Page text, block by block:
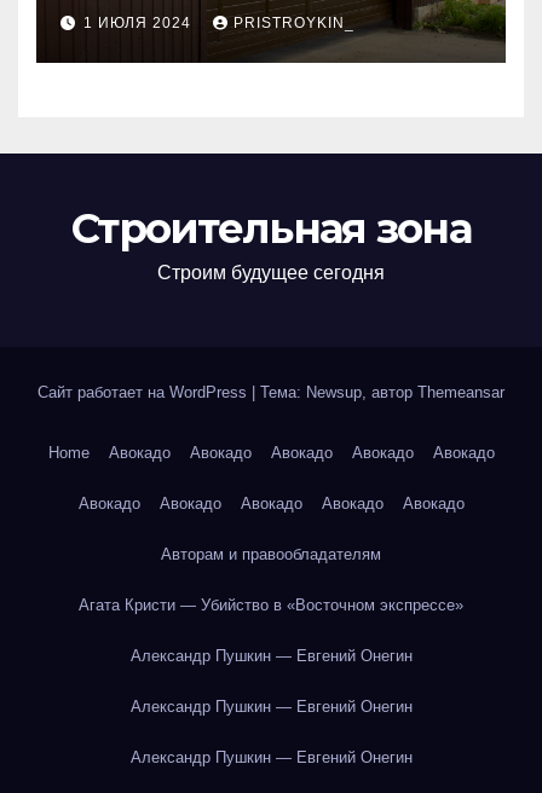
1 ИЮЛЯ 2024 PRISTROYKIN_
Строительная зона
Строим будущее сегодня
Сайт работает на WordPress Тема: Newsup, автор Themeansar
Home Авокадо Авокадо Авокадо Авокадо Авокадо
Авокадо Авокадо Авокадо Авокадо Авокадо
Авторам и правообладателям
Агата Кристи — Убийство в «Восточном экспрессе»
Александр Пушкин — Евгений Онегин
Александр Пушкин — Евгений Онегин
Александр Пушкин — Евгений Онегин